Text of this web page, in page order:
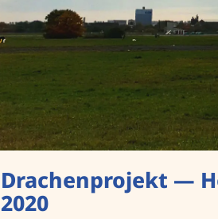
Drachenprojekt —
2020